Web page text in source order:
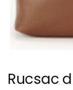
Rucsac